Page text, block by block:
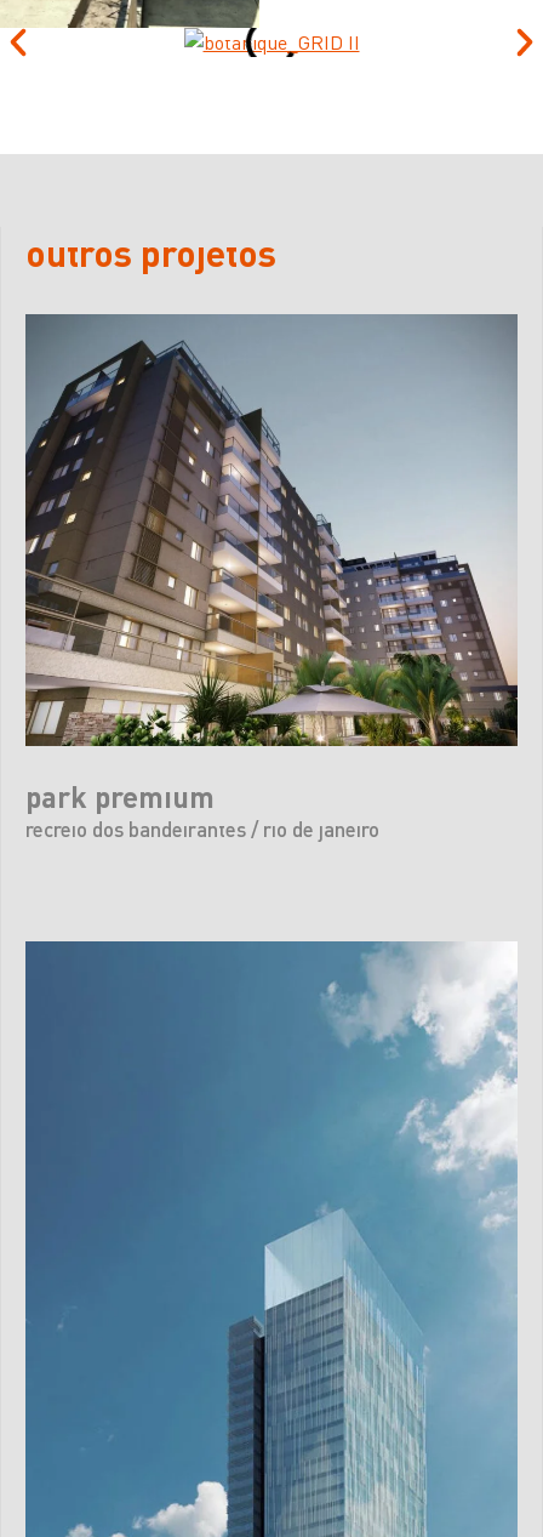
outros projetos
park premium
recreio dos bandeirantes / rio de janeiro